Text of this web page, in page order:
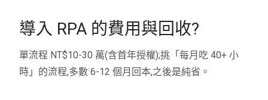
導入 RPA 的費用與回收?
單流程 NT$10-30 萬(含首年授權);挑「每月吃 40+ 小
時」的流程,多數 6-12 個月回本,之後是純省。